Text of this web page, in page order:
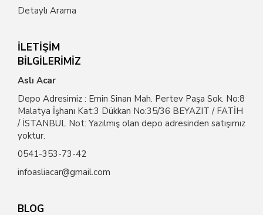
Detaylı Arama
İLETİŞİM
BİLGİLERİMİZ
Aslı Acar
Depo Adresimiz : Emin Sinan Mah. Pertev Paşa Sok. No:8
Malatya İşhanı Kat:3 Dükkan No:35/36 BEYAZIT / FATİH
/ İSTANBUL Not: Yazılmış olan depo adresinden satışımız
yoktur.
0541-353-73-42
infoasliacar@gmail.com
BLOG